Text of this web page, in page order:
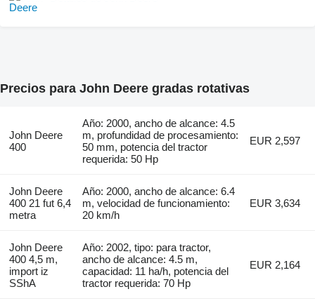
Precios para John Deere gradas rotativas
John Deere
400
Año: 2000, ancho de alcance: 4.5
m, profundidad de procesamiento:
50 mm, potencia del tractor
requerida: 50 Hp
EUR 2,597
John Deere
400 21 fut 6,4
metra
Año: 2000, ancho de alcance: 6.4
m, velocidad de funcionamiento:
20 km/h
EUR 3,634
John Deere
400 4,5 m,
import iz
SShA
Año: 2002, tipo: para tractor,
ancho de alcance: 4.5 m,
capacidad: 11 ha/h, potencia del
tractor requerida: 70 Hp
EUR 2,164